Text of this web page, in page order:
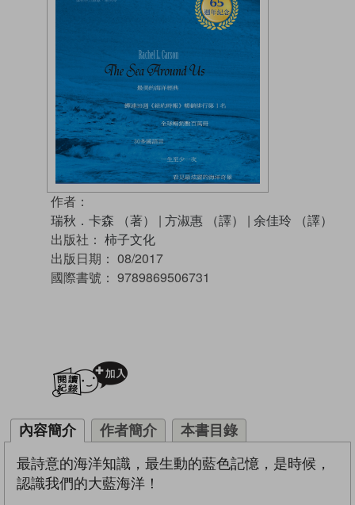
作者：
瑞秋．卡森 （著）
| 方淑惠 （譯） | 余佳玲 （譯）
出版社： 柿子文化
出版日期： 08/2017
國際書號： 9789869506731
內容簡介 作者簡介 本書目錄
最詩意的海洋知識，最生動的藍色記憶，是時候，
認識我們的大藍海洋！